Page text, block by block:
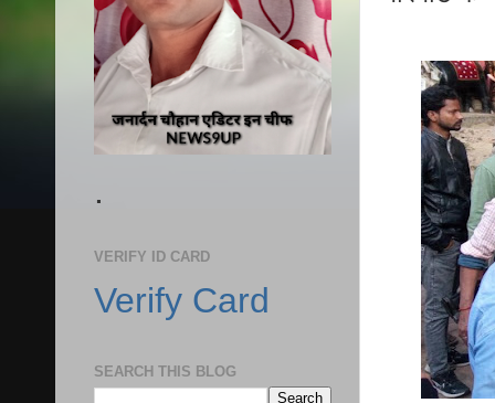
.
VERIFY ID CARD
Verify Card
SEARCH THIS BLOG